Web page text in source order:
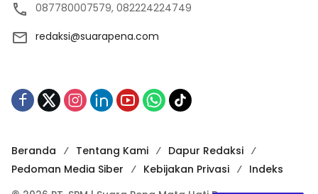
087780007579, 082224224749
redaksi@suarapena.com
Beranda Tentang Kami
Dapur Redaksi
Pedoman Media Siber
Kebijakan Privasi
Indeks